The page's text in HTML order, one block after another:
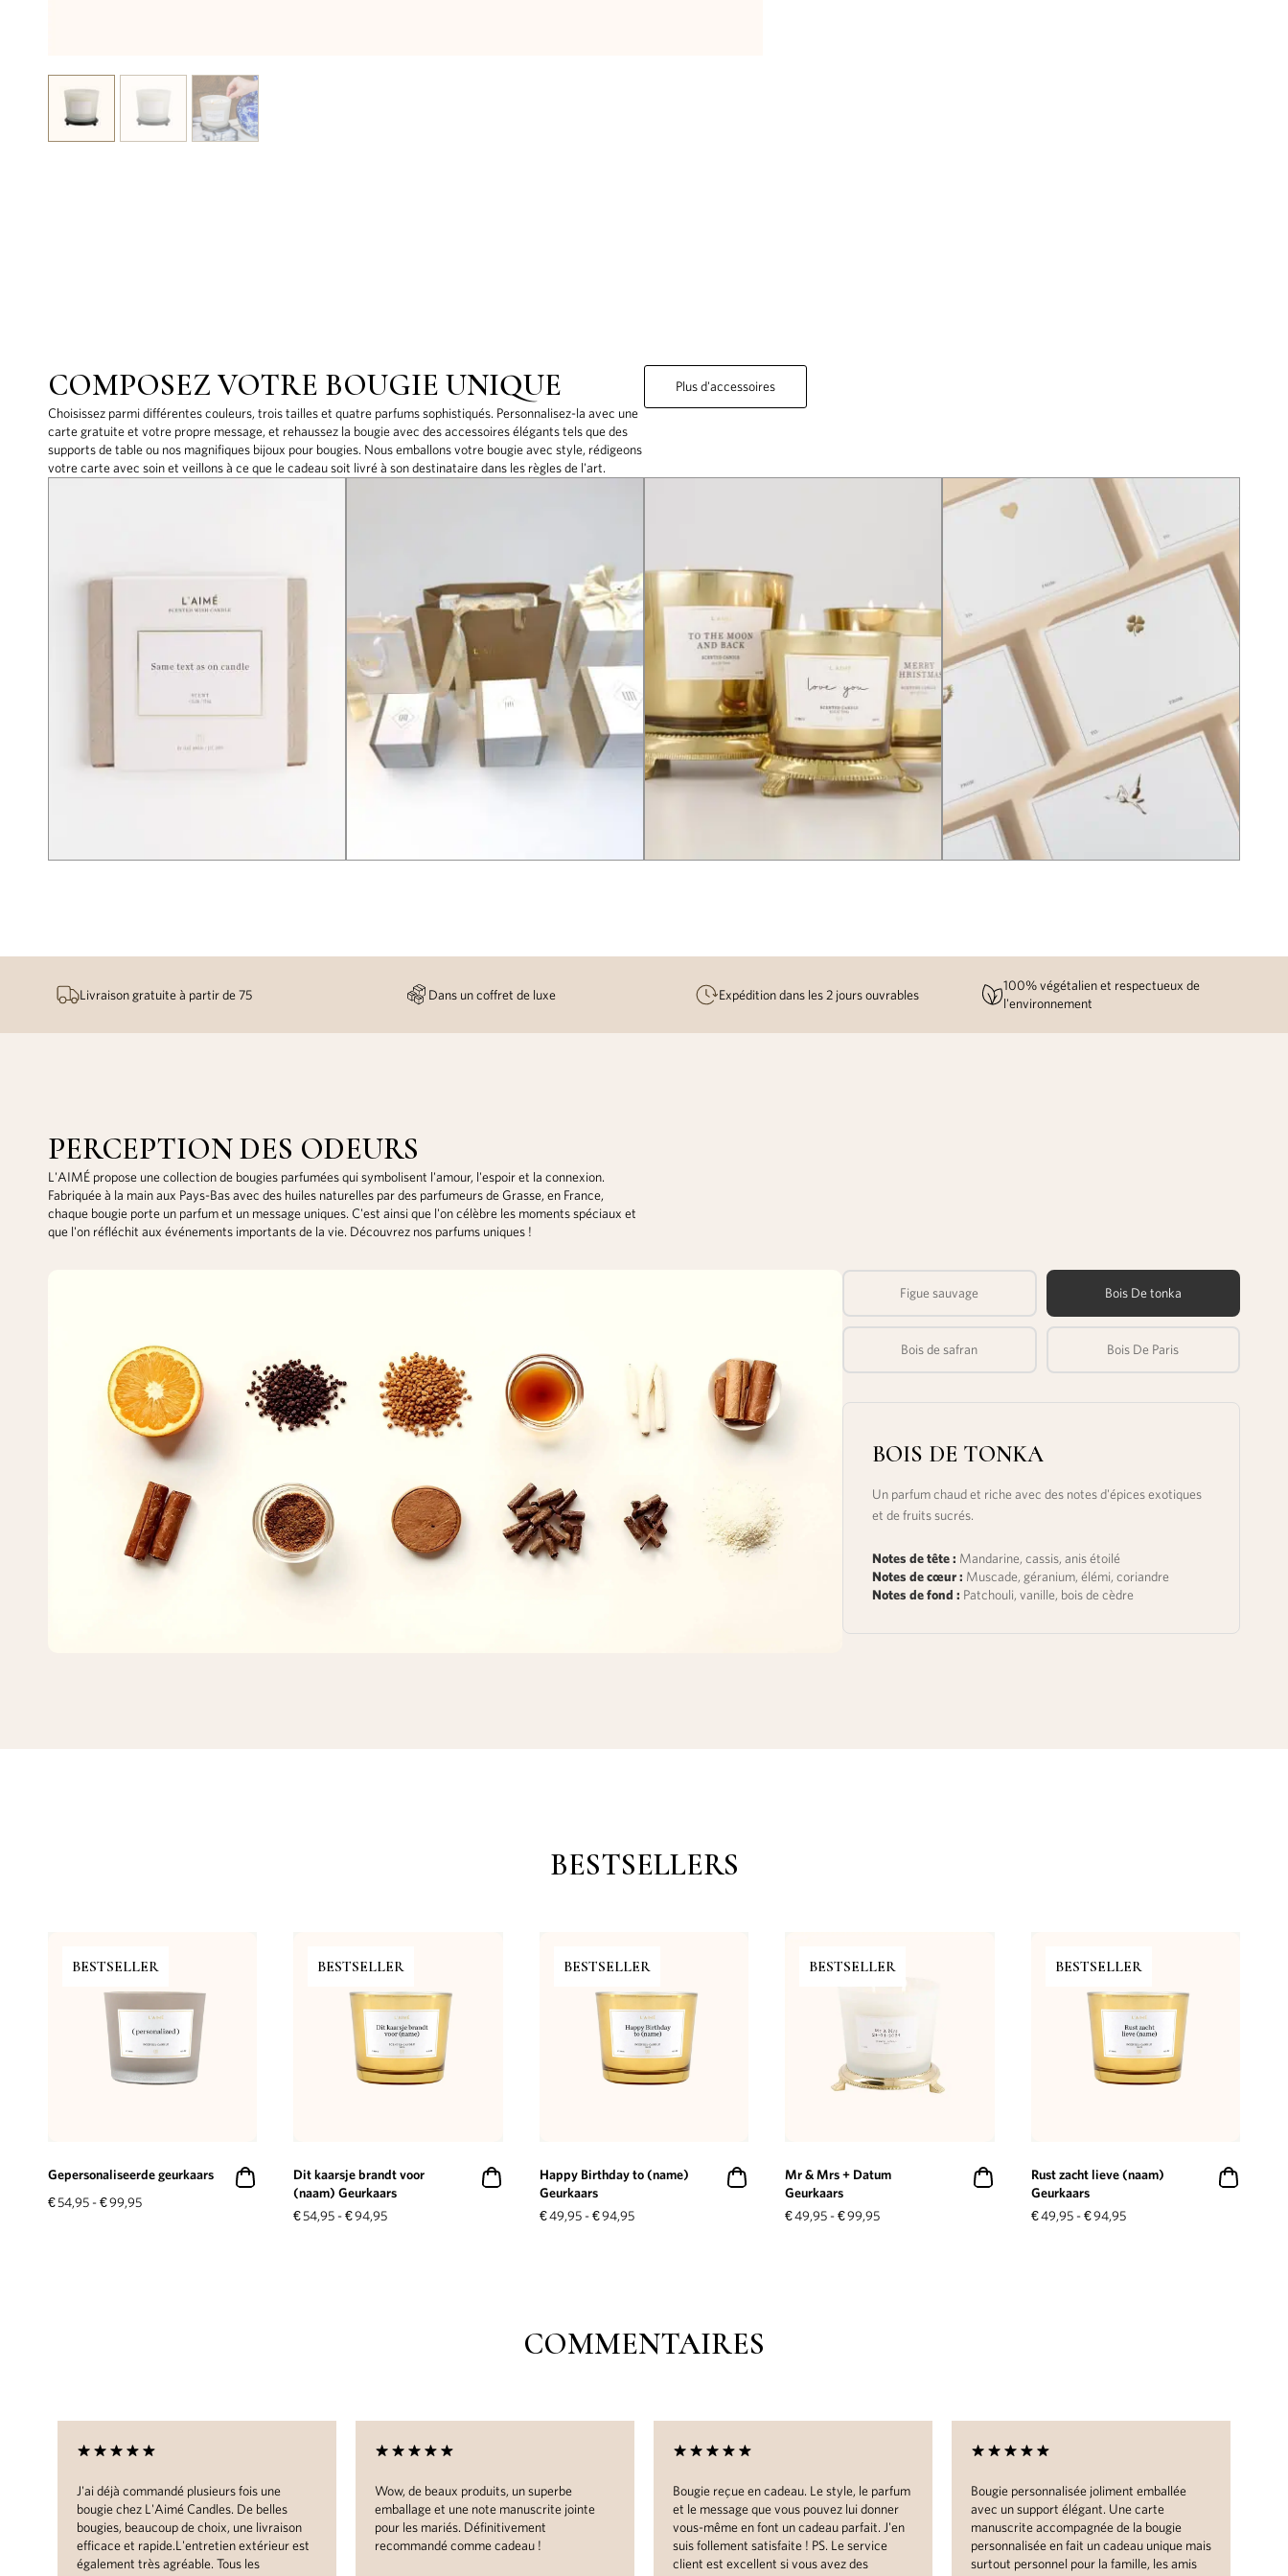
COMPOSEZ VOTRE BOUGIE UNIQUE
Choisissez parmi différentes couleurs, trois tailles et quatre parfums sophistiqués. Personnalisez-la avec une
carte gratuite et votre propre message, et rehaussez la bougie avec des accessoires élégants tels que des
supports de table ou nos magnifiques bijoux pour bougies. Nous emballons votre bougie avec style, rédigeons
votre carte avec soin et veillons à ce que le cadeau soit livré à son destinataire dans les règles de l'art.
Plus d'accessoires
Livraison gratuite à partir de 75 Dans un coffret de luxe Expédition dans les 2 jours ouvrables
100% végétalien et respectueux de
l'environnement
PERCEPTION DES ODEURS
L'AIMÉ propose une collection de bougies parfumées qui symbolisent l'amour, l'espoir et la connexion.
Fabriquée à la main aux Pays-Bas avec des huiles naturelles par des parfumeurs de Grasse, en France,
chaque bougie porte un parfum et un message uniques. C'est ainsi que l'on célèbre les moments spéciaux et
que l'on réfléchit aux événements importants de la vie. Découvrez nos parfums uniques !
Figue sauvage Bois De tonka
Bois de safran Bois De Paris
BOIS DE TONKA
Un parfum chaud et riche avec des notes d'épices exotiques
et de fruits sucrés.
Notes de tête : Mandarine, cassis, anis étoilé
Notes de cœur : Muscade, géranium, élémi, coriandre
Notes de fond : Patchouli, vanille, bois de cèdre
BESTSELLERS
BESTSELLER
Gepersonaliseerde geurkaars
€54,95 -€99,95
BESTSELLER
Dit kaarsje brandt voor
(naam) Geurkaars
€54,95 - €94,95
BESTSELLER
Happy Birthday to (name)
Geurkaars
€49,95 - €94,95
BESTSELLER
Mr & Mrs + Datum
Geurkaars
€49,95 -€99,95
BESTSELLER
Rust zacht lieve (naam)
Geurkaars
€49,95 - €94,95
COMMENTAIRES
J'ai déjà commandé plusieurs fois une
bougie chez L'Aimé Candles. De belles
bougies, beaucoup de choix, une livraison
efficace et rapide.L'entretien extérieur est
également très agréable. Tous les
Wow, de beaux produits, un superbe
emballage et une note manuscrite jointe
pour les mariés. Définitivement
recommandé comme cadeau !
Bougie reçue en cadeau. Le style, le parfum
et le message que vous pouvez lui donner
vous-même en font un cadeau parfait. J'en
suis follement satisfaite ! PS. Le service
client est excellent si vous avez des
Bougie personnalisée joliment emballée
avec un support élégant. Une carte
manuscrite accompagnée de la bougie
personnalisée en fait un cadeau unique mais
surtout personnel pour la famille, les amis